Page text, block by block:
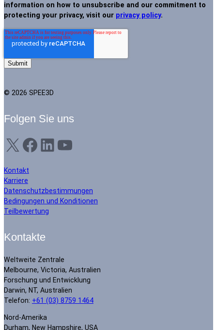
information on how to unsubscribe and our commitment to
protecting your privacy, visit our privacy policy.
© 2026 SPEE3D
Folgen Sie uns
X Facebook LinkedIn YouTube
Kontakt
Karriere
Datenschutzbestimmungen
Bedingungen und Konditionen
Teilbewertung
Kontakte
Weltweite Zentrale
Melbourne, Victoria, Australien
Forschung und Entwicklung
Darwin, NT, Australien
Telefon: +61 (03) 8759 1464
Nord-Amerika
Durham, New Hampshire, USA